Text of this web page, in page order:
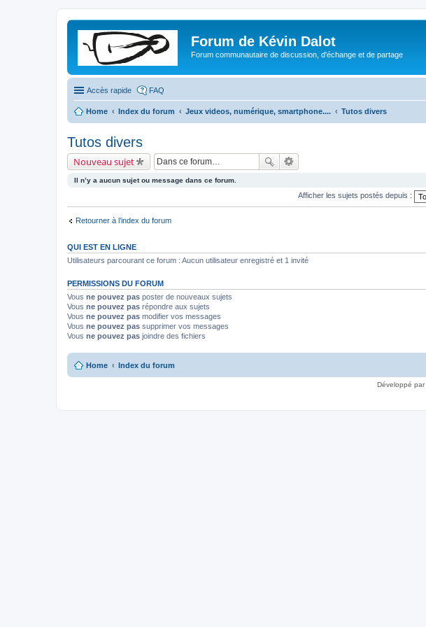
Forum de Kévin Dalot
Forum communautaire de discussion, d'échange et de partage
Accès rapide FAQ
Home Index du forum Jeux videos, numérique, smartphone.... Tutos divers
Tutos divers
Nouveau sujet
Il n’y a aucun sujet ou message dans ce forum.
Afficher les sujets postés depuis :
Retourner à l’index du forum
QUI EST EN LIGNE
Utilisateurs parcourant ce forum : Aucun utilisateur enregistré et 1 invité
PERMISSIONS DU FORUM
Vous ne pouvez pas poster de nouveaux sujets
Vous ne pouvez pas répondre aux sujets
Vous ne pouvez pas modifier vos messages
Vous ne pouvez pas supprimer vos messages
Vous ne pouvez pas joindre des fichiers
Home Index du forum
Développé par